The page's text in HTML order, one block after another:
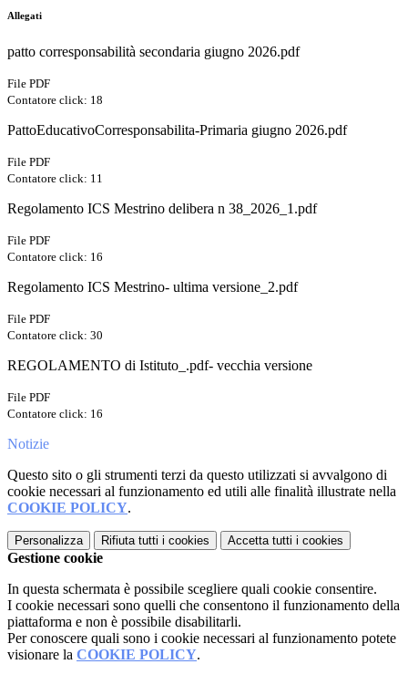
Allegati
patto corresponsabilità secondaria giugno 2026.pdf
File PDF
Contatore click: 18
PattoEducativoCorresponsabilita-Primaria giugno 2026.pdf
File PDF
Contatore click: 11
Regolamento ICS Mestrino delibera n 38_2026_1.pdf
File PDF
Contatore click: 16
Regolamento ICS Mestrino- ultima versione_2.pdf
File PDF
Contatore click: 30
REGOLAMENTO di Istituto_.pdf- vecchia versione
File PDF
Contatore click: 16
Notizie
Questo sito o gli strumenti terzi da questo utilizzati si avvalgono di
cookie necessari al funzionamento ed utili alle finalità illustrate nella
COOKIE POLICY.
Personalizza Rifiuta tutti i cookies Accetta tutti i cookies
Gestione cookie
In questa schermata è possibile scegliere quali cookie consentire.
I cookie necessari sono quelli che consentono il funzionamento della
piattaforma e non è possibile disabilitarli.
Per conoscere quali sono i cookie necessari al funzionamento potete
visionare la COOKIE POLICY.